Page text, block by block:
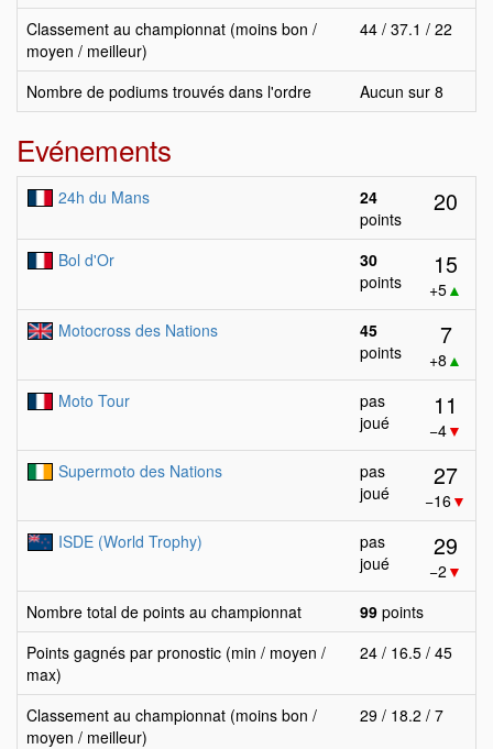
Classement au championnat (moins bon /
moyen / meilleur)
44 / 37.1 / 22
Nombre de podiums trouvés dans l'ordre Aucun sur 8
Evénements
24h du Mans
24
points
20
Bol d'Or
30
points
15
+5▲
Motocross des Nations
45
points
7
+8 ▲
Moto Tour
pas
joué
11
−4▼
Supermoto des Nations
pas
joué
27
−16▼
ISDE (World Trophy)
pas
joué
29
−2 ▼
Nombre total de points au championnat
99 points
Points gagnés par pronostic (min / moyen /
max)
24 / 16.5 / 45
Classement au championnat (moins bon /
moyen / meilleur)
29 / 18.2 / 7